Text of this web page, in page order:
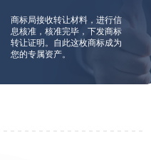
商标局接收转让材料，进行信
息核准，核准完毕，下发商标
转让证明。自此这枚商标成为
您的专属资产。